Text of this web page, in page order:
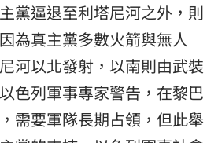
黨逼退至利塔尼河之外，則
為真主黨多數火箭與無人
河以北發射，以南則由武裝
色列軍事專家警告，在黎巴
需要軍隊長期占領，但此舉